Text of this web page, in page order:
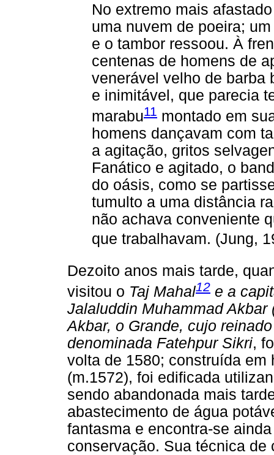
No extremo mais
uma nuvem de poeira;
e o tambor ressoou. À
centenas de homens de
venerável velho de barba
e inimitável, que parecia
marabu11 montado em
homens dançavam com
a agitação, gritos
Fanático e agitado, o
do oásis, como se
tumulto a uma distância
não achava conveniente
que trabalhavam. (Jung,
Dezoito anos mais tarde,
visitou o Taj Mahal12 e a
Jalaluddin Muhammad
Akbar, o Grande, cujo
denominada Fatehpur Sikri,
volta de 1580; construída
(m.1572), foi edificada
sendo abandonada mais
abastecimento de água
fantasma e encontra-se
conservação. Sua técnica